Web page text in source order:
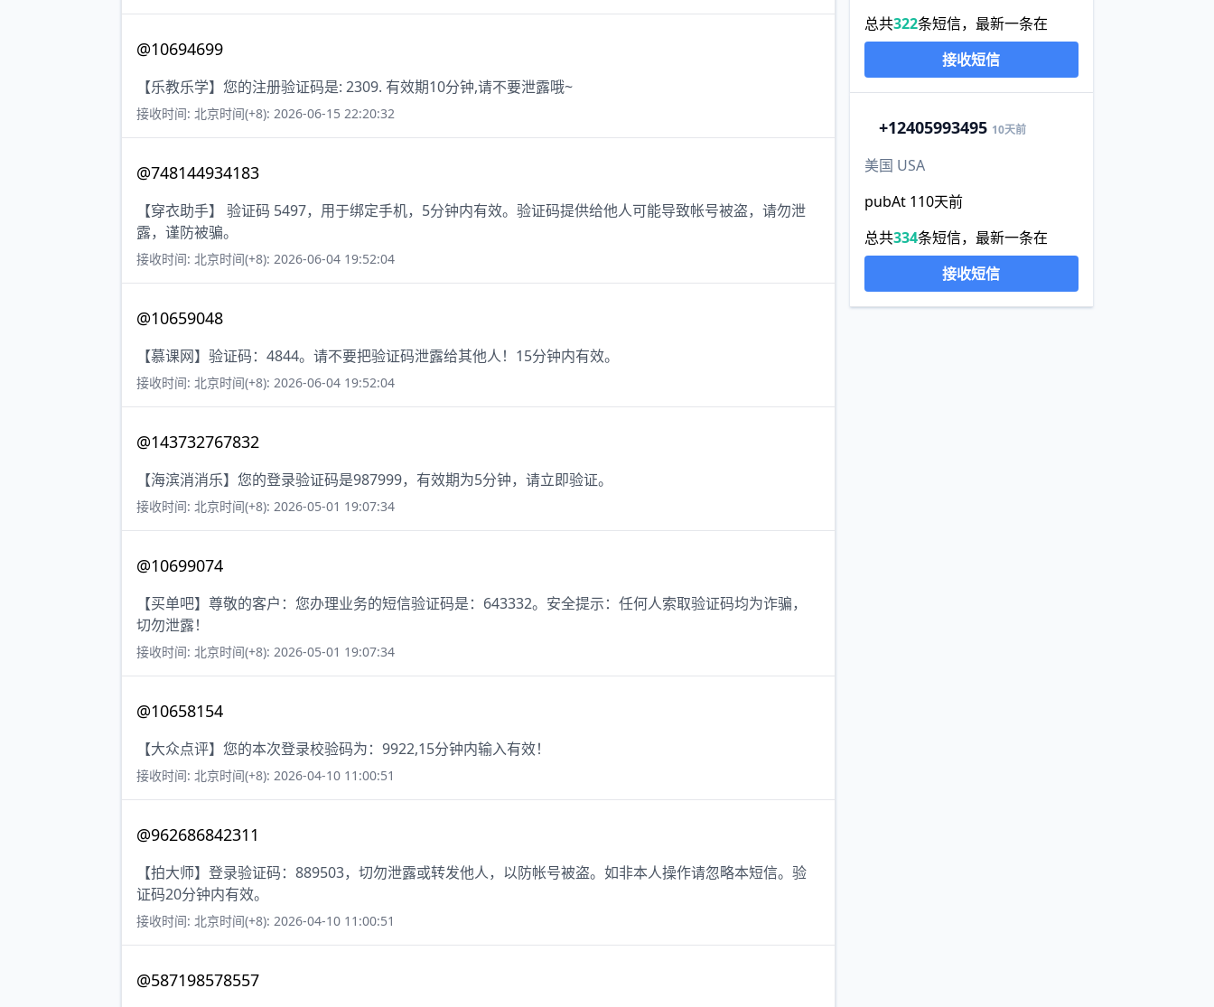
@10694699
【乐教乐学】您的注册验证码是: 2309. 有效期10分钟,请不要泄露哦~
接收时间: 北京时间(+8): 2026-06-15 22:20:32
@748144934183
【穿衣助手】 验证码 5497，用于绑定手机，5分钟内有效。验证码提供给他人可能导致帐号被盗，请勿泄
露，谨防被骗。
接收时间: 北京时间(+8): 2026-06-04 19:52:04
@10659048
【慕课网】验证码：4844。请不要把验证码泄露给其他人！15分钟内有效。
接收时间: 北京时间(+8): 2026-06-04 19:52:04
@143732767832
【海滨消消乐】您的登录验证码是987999，有效期为5分钟，请立即验证。
接收时间: 北京时间(+8): 2026-05-01 19:07:34
@10699074
【买单吧】尊敬的客户：您办理业务的短信验证码是：643332。安全提示：任何人索取验证码均为诈骗，
切勿泄露！
接收时间: 北京时间(+8): 2026-05-01 19:07:34
@10658154
【大众点评】您的本次登录校验码为：9922,15分钟内输入有效！
接收时间: 北京时间(+8): 2026-04-10 11:00:51
@962686842311
【拍大师】登录验证码：889503，切勿泄露或转发他人，以防帐号被盗。如非本人操作请忽略本短信。验
证码20分钟内有效。
接收时间: 北京时间(+8): 2026-04-10 11:00:51
@587198578557
总共322条短信，最新一条在
接收短信
+12405993495 10天前
美国 USA
pubAt 110天前
总共334条短信，最新一条在
接收短信